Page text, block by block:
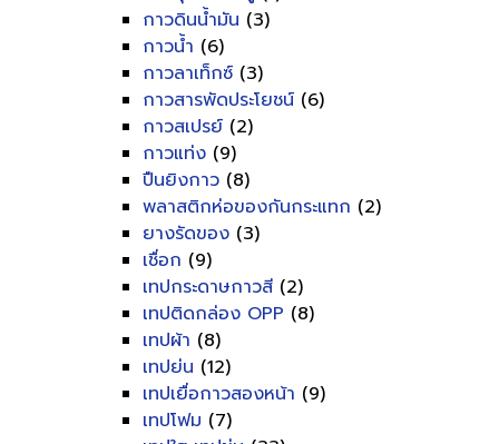
กาวดินน้ำมัน (3)
กาวน้ำ (6)
กาวลาเท็กซ์ (3)
กาวสารพัดประโยชน์ (6)
กาวสเปรย์ (2)
กาวแท่ง (9)
ปืนยิงกาว (8)
พลาสติกห่อของกันกระแทก (2)
ยางรัดของ (3)
เชื่อก (9)
เทปกระดาษกาวสี (2)
เทปติดกล่อง OPP (8)
เทปผ้า (8)
เทปย่น (12)
เทปเยื่อกาวสองหน้า (9)
เทปโฟม (7)